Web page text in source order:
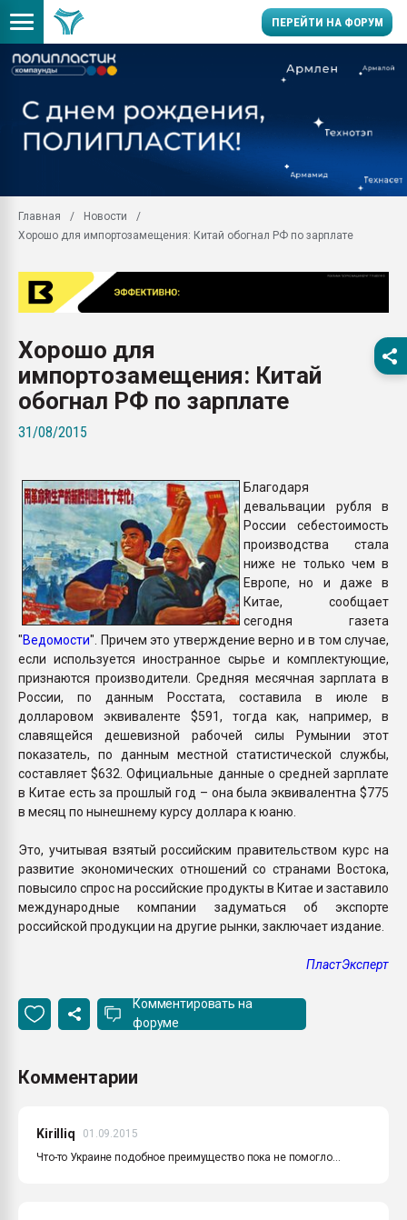
ПЕРЕЙТИ НА ФОРУМ
Вакуум-формовочные
28.07.2026
бутылок
Материал
вакуумного
поликарбоната и АБС-
Главная
Новости
Хорошо для импортозамещения: Китай обогнал РФ по зарплате
Хорошо для
импортозамещения: Китай
обогнал РФ по зарплате
31/08/2015
Благодаря
девальвации рубля в
России себестоимость
производства стала
ниже не только чем в
Европе, но и даже в
Китае, сообщает
сегодня газета
"Ведомости". Причем это утверждение верно и в том случае,
если используется иностранное сырье и комплектующие,
признаются производители. Средняя месячная зарплата в
России, по данным Росстата, составила в июле в
долларовом эквиваленте $591, тогда как, например, в
славящейся дешевизной рабочей силы Румынии этот
показатель, по данным местной статистической службы,
составляет $632. Официальные данные о средней зарплате
в Китае есть за прошлый год – она была эквивалентна $775
в месяц по нынешнему курсу доллара к юаню.
Это, учитывая взятый российским правительством курс на
развитие экономических отношений со странами Востока,
повысило спрос на российские продукты в Китае и заставило
международные компании задуматься об экспорте
российской продукции на другие рынки, заключает издание.
ПластЭксперт
Комментировать на
форуме
Комментарии
Kirilliq
01.09.2015
Что-то Украине подобное преимущество пока не помогло...